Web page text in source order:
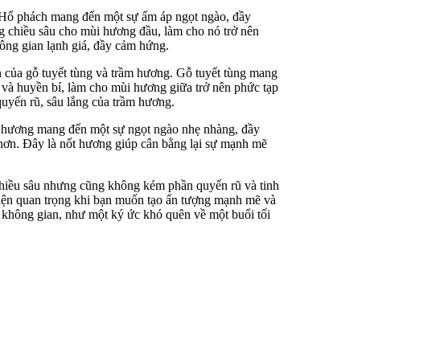
phách mang đến một sự ấm áp ngọt ngào, đầy
sâu cho mùi hương đầu, làm cho nó trở nên
gian lạnh giá, đầy cảm hứng.
gỗ tuyết tùng và trầm hương. Gỗ tuyết tùng mang
huyền bí, làm cho mùi hương giữa trở nên phức tạp
rũ, sâu lắng của trầm hương.
mang đến một sự ngọt ngào nhẹ nhàng, đầy
Đây là nốt hương giúp cân bằng lại sự mạnh mẽ
sâu nhưng cũng không kém phần quyến rũ và tinh
quan trọng khi bạn muốn tạo ấn tượng mạnh mẽ và
gian, như một ký ức khó quên về một buổi tối